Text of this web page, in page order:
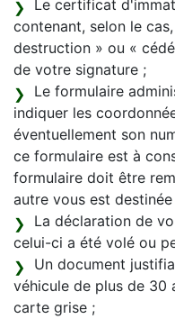
Le certificat
contenant, selon le
destruction » ou «
de votre signature ;
Le formulaire
indiquer les
éventuellement son
ce formulaire est à
formulaire doit être
autre vous est destinée
La déclaration de
celui-ci a été volé ou
Un document
véhicule de plus de 30
carte grise ;